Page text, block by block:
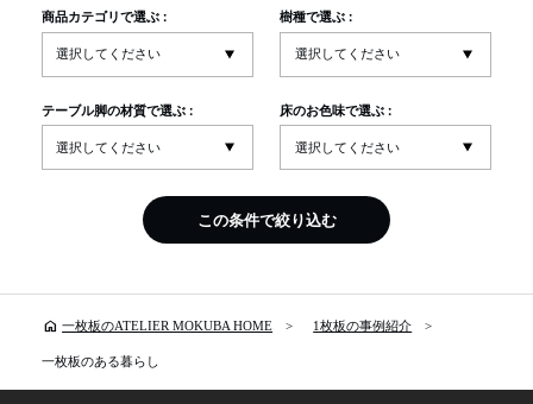
商品カテゴリで選ぶ : 樹種で選ぶ :
テーブル脚の材質で選ぶ : 床のお色味で選ぶ :
この条件で絞り込む
home 一枚板のATELIER MOKUBA HOME 1枚板の事例紹介
一枚板のある暮らし